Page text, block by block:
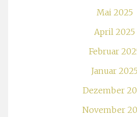
Mai 2025
April 2025
Februar
Januar 2025
Dezember
November